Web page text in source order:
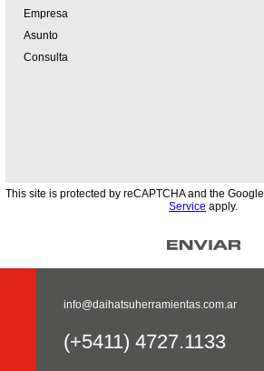
info@daihatsuherramientas.com.ar
(+5411) 4727.1133
This site is protected by reCAPTCHA and the Google
Service apply.